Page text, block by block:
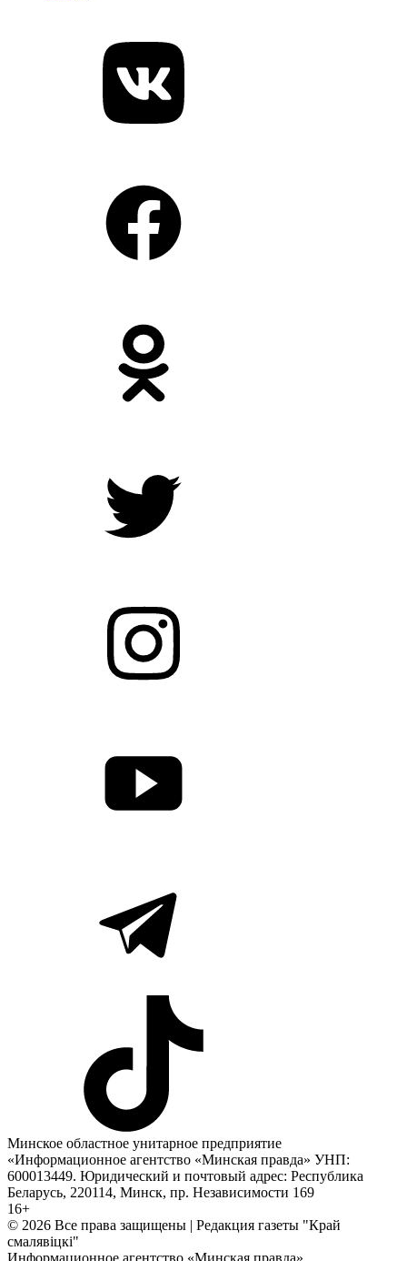
Минское областное унитарное предприятие
«Информационное агентство «Минская правда» УНП:
600013449. Юридический и почтовый адрес: Республика
Беларусь, 220114, Минск, пр. Независимости 169
16+
© 2026 Все права защищены | Редакция газеты "Край
смалявiцкi"
Информационное агентство «Минская правда»